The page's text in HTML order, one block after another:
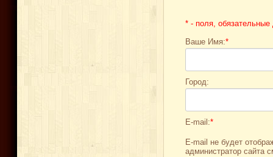
* - поля, обязательные
Ваше Имя:*
Город:
E-mail:*
E-mail не будет
администратор сайта